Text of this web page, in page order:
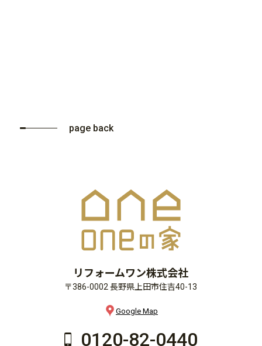
page back
リフォームワン株式会社
〒386-0002 長野県上田市住吉40-13
Google Map
0120-82-0440